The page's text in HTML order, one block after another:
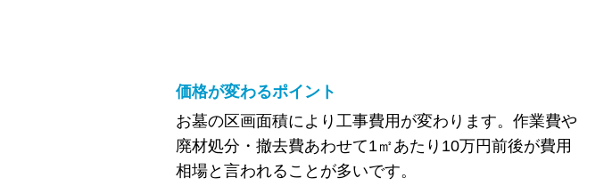
価格が変わるポイント
お墓の区画面積により工事費用が変わります。作業費や
廃材処分・撤去費あわせて1㎡あたり10万円前後が費用
相場と言われることが多いです。